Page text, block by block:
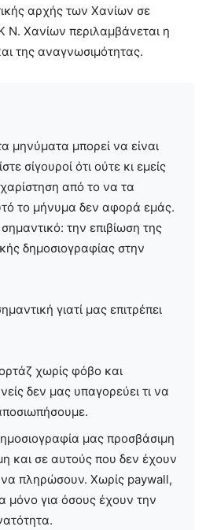
αρχής των Χανίων σε
Ν. Χανίων περιλαμβάνεται η
της αναγνωσιμότητας.
μηνύματα μπορεί να είναι
σίγουροί ότι ούτε κι εμείς
από το να τα
το μήνυμα δεν αφορά εμάς.
την επιβίωση της
δημοσιογραφίας στην
γιατί μας επιτρέπει
χωρίς φόβο και
δεν μας υπαγορεύει τι να
μας προσβάσιμη
και σε αυτούς που δεν έχουν
να πληρώσουν. Χωρίς paywall,
μόνο για όσους έχουν την